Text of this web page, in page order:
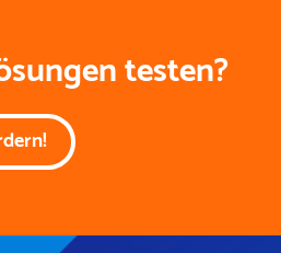
testen?